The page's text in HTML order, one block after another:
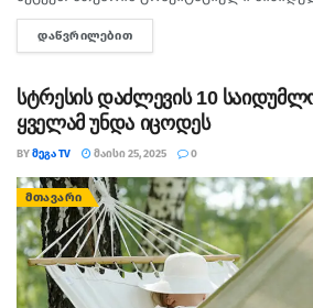
ცვლი­ლე­ბა პლა­ნე­ტის პო­ლუ­სებ­თან
ბრუნ­ვას გა­მო­იწ­ვევს, რაც ჩვე­ულ 24-
ᲓᲐᲬᲕᲠᲘᲚᲔᲑᲘᲗ
სტრესის დაძლევის 10
ყველამ უნდა იცოდეს
BYᲛᲔᲒᲐ TV ᲛᲐᲘᲡᲘ 25, 2025 0
ᲛᲗᲐᲕᲐᲠᲘ